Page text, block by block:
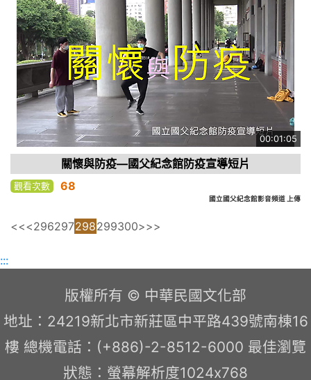
00:01:05
關懷與防疫—國父紀念館防疫宣導短片
觀看次數 68
國立國父紀念館影音頻道 上傳
<<<296297298299300>>>
:::
版權所有 © 中華民國文化部
地址：24219新北市新莊區中平路439號南棟16
樓 總機電話：(+886)-2-8512-6000 最佳瀏覽
狀態：螢幕解析度1024x768